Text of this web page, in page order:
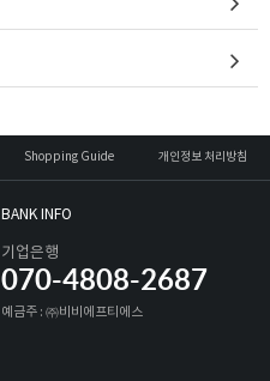
Shopping Guide 개인정보 처리방침
BANK INFO
기업은행
070-4808-2687
예금주 : ㈜비비에프티에스